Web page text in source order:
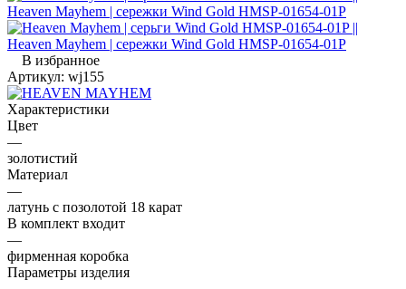
В избранное
Артикул: wj155
Характеристики
Цвет
—
золотистий
Материал
—
латунь с позолотой 18 карат
В комплект входит
—
фирменная коробка
Параметры изделия